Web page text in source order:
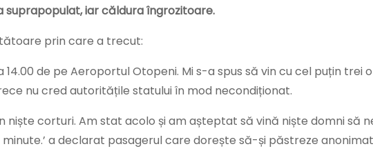
iar căldura îngrozitoare.
prin care a trecut:
de pe Aeroportul Otopeni. Mi s-a spus să vin cu cel puțin trei
nu cred autoritățile statului în mod necondiționat.
niște corturi. Am stat acolo și am așteptat să vină niște domni să
a declarat pasagerul care dorește să-și păstreze